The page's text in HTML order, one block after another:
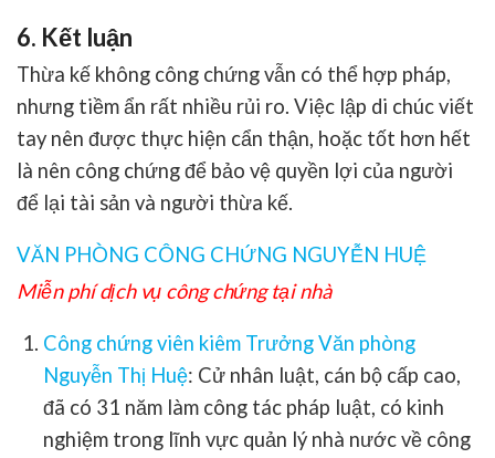
6. Kết luận
Thừa kế không công chứngvẫn có thể hợp pháp,
nhưng tiềm ẩn rất nhiều rủi ro. Việc lập di chúc viết
tay nên được thực hiện cẩn thận, hoặc tốt hơn hết
là nên công chứng để bảo vệ quyền lợi của người
để lại tài sản và người thừa kế.
VĂN PHÒNG CÔNG CHỨNG NGUYỄN HUỆ
Miễn phí dịch vụ công chứng tại nhà
Công chứng viên kiêm Trưởng Văn phòng
Nguyễn Thị Huệ: Cử nhân luật, cán bộ cấp cao,
đã có 31 năm làm công tác pháp luật, có kinh
nghiệm trong lĩnh vực quản lý nhà nước về công